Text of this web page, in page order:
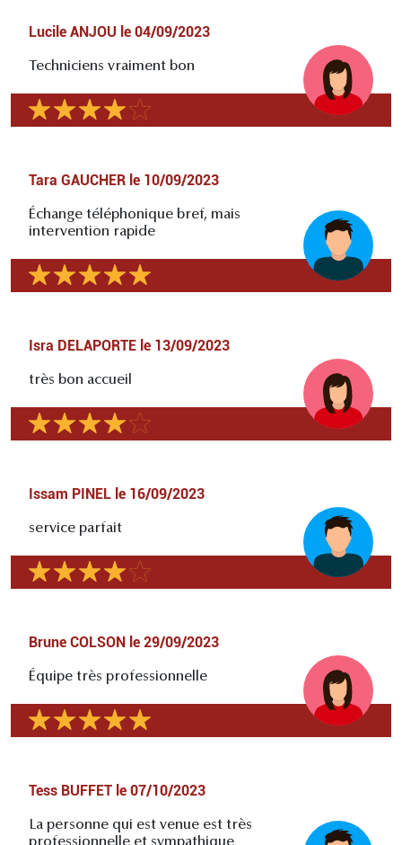
Lucile ANJOU le 04/09/2023
Techniciens vraiment bon
Tara GAUCHER le 10/09/2023
Échange téléphonique bref, mais
intervention rapide
Isra DELAPORTE le 13/09/2023
très bon accueil
Issam PINEL le 16/09/2023
service parfait
Brune COLSON le 29/09/2023
Équipe très professionnelle
Tess BUFFET le 07/10/2023
La personne qui est venue est très